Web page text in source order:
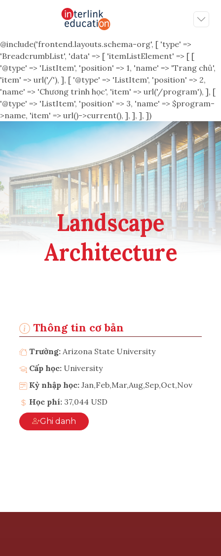
@include('frontend.layouts.schema-org', [ 'type' =>
'BreadcrumbList', 'data' => [ 'itemListElement' => [ [
'@type' => 'ListItem', 'position' => 1, 'name' => 'Trang chủ',
'item' => url('/'), ], [ '@type' => 'ListItem', 'position' => 2,
'name' => 'Chương trình học', 'item' => url('/program'), ], [
'@type' => 'ListItem', 'position' => 3, 'name' => $program-
>name, 'item' => url()->current(), ], ], ], ])
Landscape
Architecture
Thông tin cơ bản
Trường: Arizona State University
Cấp học: University
Kỳ nhập học: Jan,Feb,Mar,Aug,Sep,Oct,Nov
Học phí: 37,044 USD
Ghi danh